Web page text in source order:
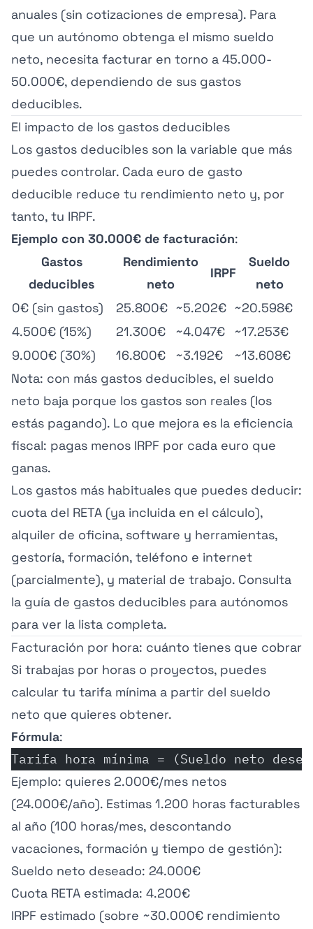
anuales (sin cotizaciones de empresa). Para
que un autónomo obtenga el mismo sueldo
neto, necesita facturar en torno a 45.000-
50.000€, dependiendo de sus gastos
deducibles.
El impacto de los gastos deducibles
Los gastos deducibles son la variable que más
puedes controlar. Cada euro de gasto
deducible reduce tu rendimiento neto y, por
tanto, tu IRPF.
Ejemplo con 30.000€ de facturación:
Gastos
deducibles
Rendimiento
neto
IRPF
Sueldo
neto
0€ (sin gastos)
25.800€ ~5.202€ ~20.598€
4.500€ (15%)
21.300€ ~4.047€
~17.253€
9.000€ (30%)
16.800€ ~3.192€
~13.608€
Nota: con más gastos deducibles, el sueldo
neto baja porque los gastos son reales (los
estás pagando). Lo que mejora es la eficiencia
fiscal: pagas menos IRPF por cada euro que
ganas.
Los gastos más habituales que puedes deducir:
cuota del RETA (ya incluida en el cálculo),
alquiler de oficina, software y herramientas,
gestoría, formación, teléfono e internet
(parcialmente), y material de trabajo. Consulta
la guía de gastos deducibles para autónomos
para ver la lista completa.
Facturación por hora: cuánto tienes que cobrar
Si trabajas por horas o proyectos, puedes
calcular tu tarifa mínima a partir del sueldo
neto que quieres obtener.
Fórmula:
Tarifa hora mínima = (Sueldo neto
Ejemplo: quieres 2.000€/mes netos
(24.000€/año). Estimas 1.200 horas facturables
al año (100 horas/mes, descontando
vacaciones, formación y tiempo de gestión):
Sueldo neto deseado: 24.000€
Cuota RETA estimada: 4.200€
IRPF estimado (sobre ~30.000€ rendimiento